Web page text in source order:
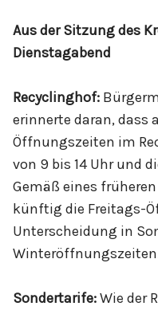
Aus der Sit­zung des
Di­ens­ta­g­a­bend
Recyclinghof:
erinnerte daran, dass
Öffnungszeiten im
von 9 bis 14 Uhr und
Gemäß eines
künftig die Freitags-
Unterscheidung in
Sondertarife:Wie der